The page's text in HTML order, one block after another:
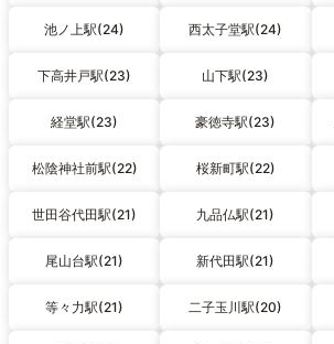
池ノ上駅(24) 西太子堂駅(24)
下高井戸駅(23) 山下駅(23)
経堂駅(23) 豪徳寺駅(23)
松陰神社前駅(22) 桜新町駅(22)
世田谷代田駅(21) 九品仏駅(21)
尾山台駅(21) 新代田駅(21)
等々力駅(21) 二子玉川駅(20)